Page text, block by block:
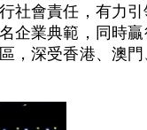
社會責任，有力
企業典範，同時
，深受香港、澳